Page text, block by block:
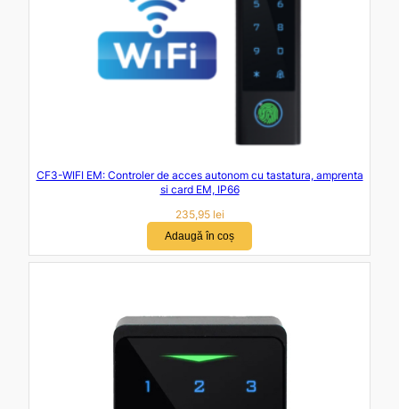
CF3-WIFI EM: Controler de acces autonom cu tastatura, amprenta
si card EM, IP66
235,95 lei
Adaugă în coș